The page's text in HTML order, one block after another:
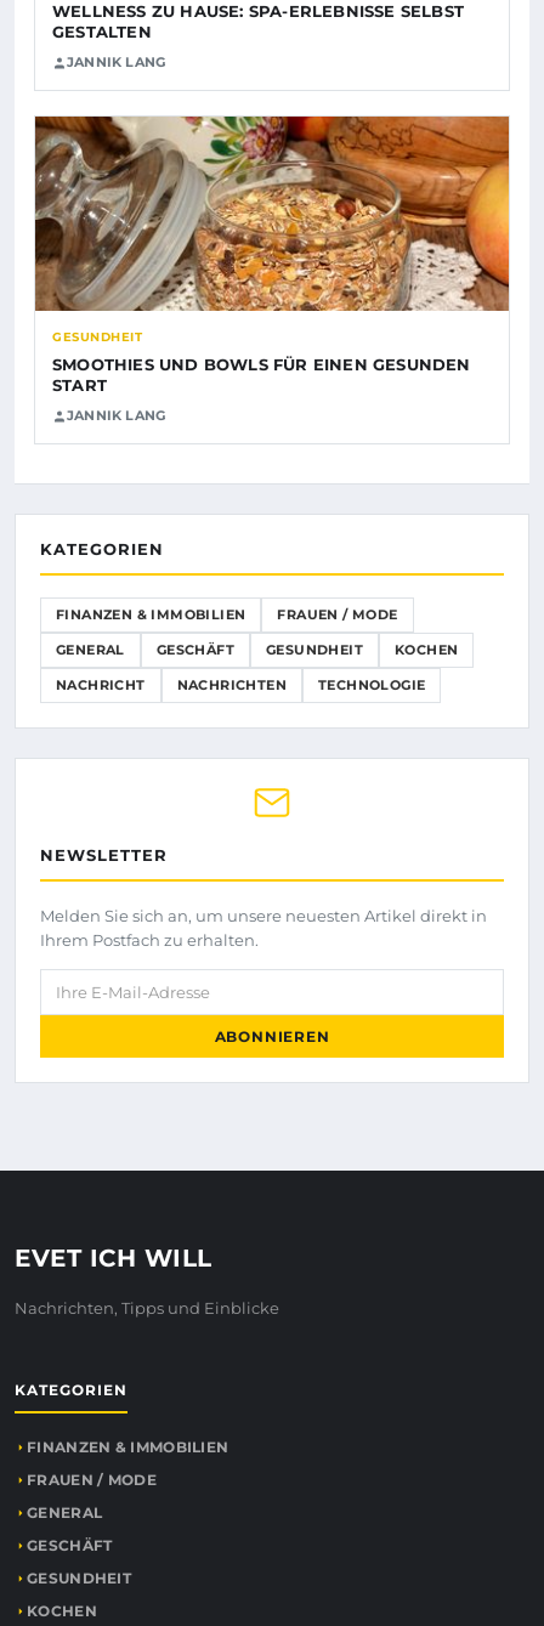
WELLNESS ZU HAUSE: SPA-ERLEBNISSE SELBST
GESTALTEN
JANNIK LANG
GESUNDHEIT
SMOOTHIES UND BOWLS FÜR EINEN GESUNDEN
START
JANNIK LANG
KATEGORIEN
FINANZEN & IMMOBILIEN FRAUEN / MODE
GENERAL GESCHÄFT GESUNDHEIT KOCHEN
NACHRICHT NACHRICHTEN TECHNOLOGIE
NEWSLETTER
Melden Sie sich an, um unsere neuesten Artikel direkt in
Ihrem Postfach zu erhalten.
Ihre E-Mail-Adresse
ABONNIEREN
EVET ICH WILL
Nachrichten, Tipps und Einblicke
KATEGORIEN
FINANZEN & IMMOBILIEN
FRAUEN / MODE
GENERAL
GESCHÄFT
GESUNDHEIT
KOCHEN